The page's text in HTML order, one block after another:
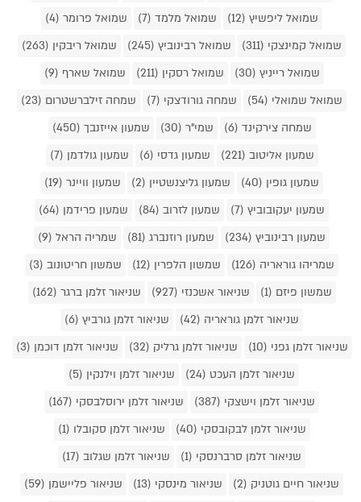
שמואל ליפשיץ (12)
שמואל מלמד (7)
שמואל פרומר (4)
שמואל קמינצקי (311)
שמואל רבינוביץ (245)
שמואל ריבקין (263)
שמואל רייניץ (30)
שמואל רסקין (211)
שמואל שארף (9)
שמואל שמואלי (54)
שמחה גורודצקי (7)
שמחה זילברשטרום (23)
שמחה צירקינד (6)
שמי"ר (30)
שמעון אייזנבך (450)
שמעון אליטוב (221)
שמעון גדסי (6)
שמעון גולדמן (7)
שמעון גופין (40)
שמעון גליצנשטיין (2)
שמעון וויינר (19)
שמעון יעקובוביץ (7)
שמעון לזרוב (84)
שמעון פרידמן (64)
שמעון רבינוביץ (234)
שמעון רוזנברג (81)
שמריה הראל (9)
שמריהו גוראריה (126)
שמשון הלפרין (12)
שמשון חריטונוב (3)
שמשון פיזם (1)
שניאור אשכנזי (927)
שניאור זלמן ברגר (162)
שניאור זלמן גוראריה (42)
שניאור זלמן גורביץ (6)
שניאור זלמן גפני (10)
שניאור זלמן גרליק (32)
שניאור זלמן דוכמן (3)
שניאור זלמן העכט (24)
שניאור זלמן וילנקין (5)
שניאור זלמן וישצקי (387)
שניאור זלמן ירוסלבסקי (167)
שניאור זלמן לבקובסקי (40)
שניאור זלמן סקובלו (1)
שניאור זלמן סרברנסקי (1)
שניאור זלמן שגלוב (17)
שניאור חיים גוטניק (2)
שניאור מינסקי (13) שניאור פליישמן (59)